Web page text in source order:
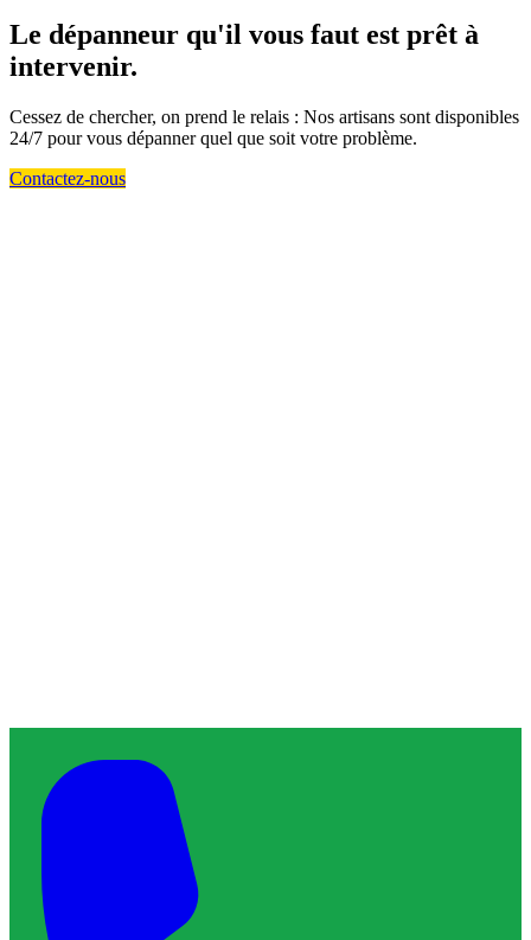
Le dépanneur qu'il vous faut est prêt à
intervenir.
Cessez de chercher, on prend le relais : Nos artisans sont disponibles
24/7 pour vous dépanner quel que soit votre problème.
Contactez-nous